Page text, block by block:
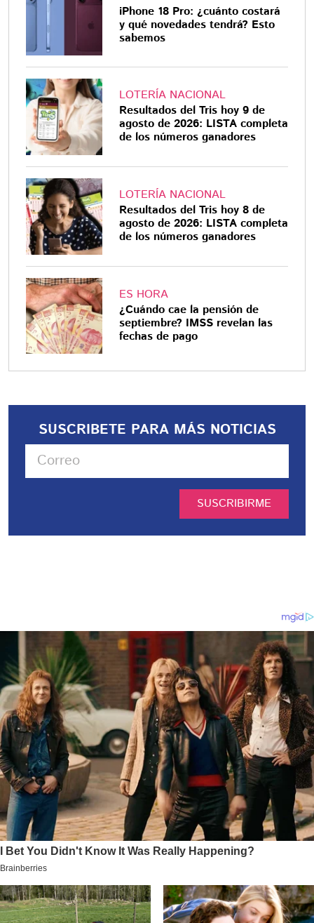
iPhone 18 Pro: ¿cuánto costará
y qué novedades tendrá? Esto
sabemos
LOTERÍA NACIONAL
Resultados del Tris hoy 9 de
agosto de 2026: LISTA completa
de los números ganadores
LOTERÍA NACIONAL
Resultados del Tris hoy 8 de
agosto de 2026: LISTA completa
de los números ganadores
ES HORA
¿Cuándo cae la pensión de
septiembre? IMSS revelan las
fechas de pago
SUSCRIBETE PARA MÁS NOTICIAS
SUSCRIBIRME